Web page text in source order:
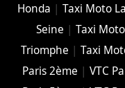
Honda |Taxi Moto
Seine |Taxi
Triomphe |Taxi
Paris 2ème |VTC